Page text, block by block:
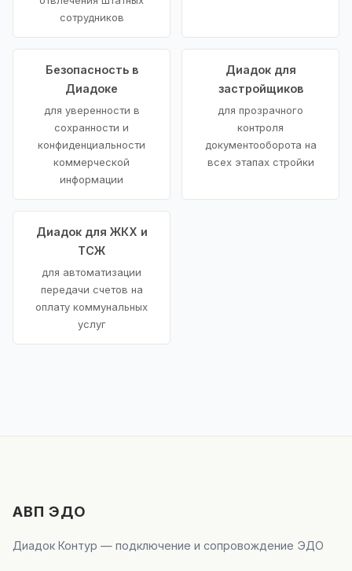
сотрудников
Безопасность в
Диадоке
для уверенности в
сохранности и
конфиденциальности
коммерческой
информации
Диадок для
застройщиков
для прозрачного
контроля
документооборота на
всех этапах стройки
Диадок для ЖКХ и
ТСЖ
для автоматизации
передачи счетов на
оплату коммунальных
услуг
АВП ЭДО
Диадок Контур — подключение и сопровождение ЭДО